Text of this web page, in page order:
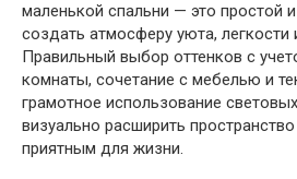
маленькой спальни — это простой
создать атмосферу уюта, легкости
Правильный выбор оттенков с
комнаты, сочетание с мебелью и
грамотное использование
визуально расширить
приятным для жизни.